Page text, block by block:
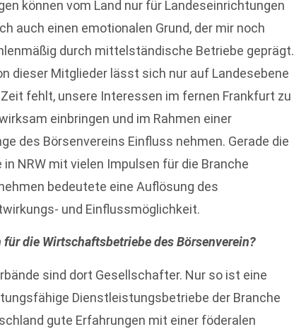
können vom Land nur für Landeseinrichtungen
auch einen emotionalen Grund, der mir noch
durch mittelständische Betriebe geprägt.
dieser Mitglieder lässt sich nur auf Landesebene
fehlt, unsere Interessen im fernen Frankfurt zu
einbringen und im Rahmen einer
des Börsenvereins Einfluss nehmen. Gerade die
NRW mit vielen Impulsen für die Branche
bedeutete eine Auflösung des
und Einflussmöglichkeit.
für die Wirtschaftsbetriebe des Börsenverein?
sind dort Gesellschafter. Nur so ist eine
Dienstleistungsbetriebe der Branche
gute Erfahrungen mit einer föderalen